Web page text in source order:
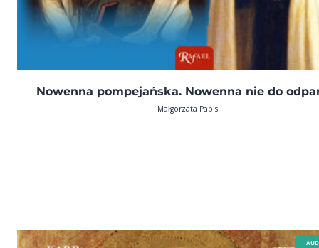
Nowenna pompejańska. Nowenna nie do
Małgorzata Pabis